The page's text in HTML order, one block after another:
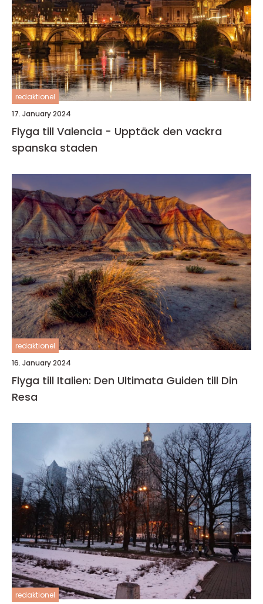
redaktionel
17. January 2024
Flyga till Valencia - Upptäck den vackra
spanska staden
redaktionel
16. January 2024
Flyga till Italien: Den Ultimata Guiden till Din
Resa
redaktionel